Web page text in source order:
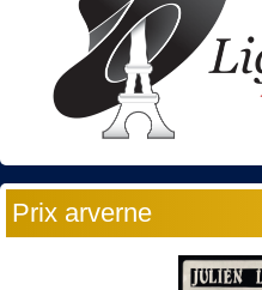
Prix arverne